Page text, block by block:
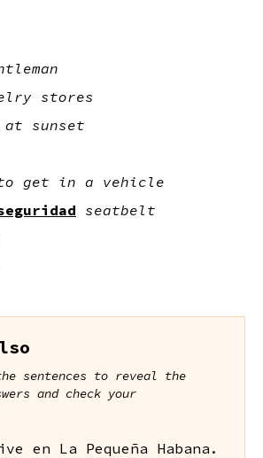
stores
at sunset
get in a vehicle
seatbelt
sentences to reveal the
and check your
en La Pequeña Habana.